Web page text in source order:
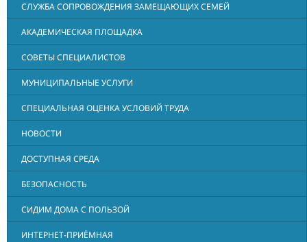
СЛУЖБА СОПРОВОЖДЕНИЯ ЗАМЕЩАЮЩИХ СЕМЕЙ
АКАДЕМИЧЕСКАЯ ПЛОЩАДКА
СОВЕТЫ СПЕЦИАЛИСТОВ
МУНИЦИПАЛЬНЫЕ УСЛУГИ
СПЕЦИАЛЬНАЯ ОЦЕНКА УСЛОВИЙ ТРУДА
НОВОСТИ
ДОСТУПНАЯ СРЕДА
БЕЗОПАСНОСТЬ
СИДИМ ДОМА С ПОЛЬЗОЙ
ИНТЕРНЕТ-ПРИЁМНАЯ